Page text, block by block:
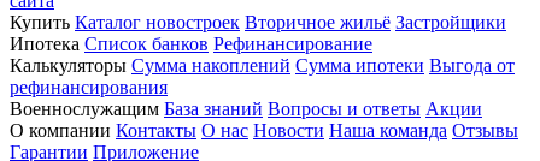
Купить Каталог новостроек Вторичное жильё Застройщики
Ипотека Список банков Рефинансирование
Калькуляторы Сумма накоплений Сумма ипотеки Выгода от
рефинансирования
Военнослужащим База знаний Вопросы и ответы Акции
О компании Контакты О нас Новости Наша команда Отзывы
Гарантии Приложение